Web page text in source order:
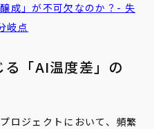
成」が不可欠なのか？- 失
岐点
「AI温度差」の
ロジェクトにおいて、頻繁